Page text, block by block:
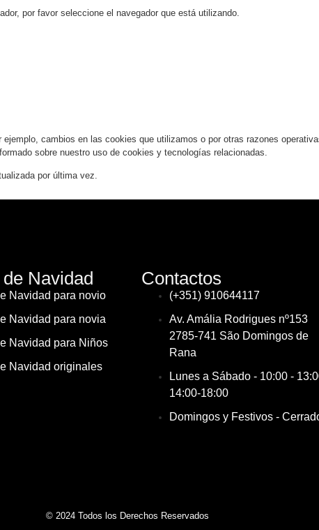
por favor seleccione el navegador que está utilizando.
cambios en las cookies que utilizamos o por otras razones
sobre nuestro uso de cookies y tecnologías relacionadas.
por última vez.
Navidad
Navidad para novio
Navidad para novia
Navidad para Niños
Navidad originales
Contactos
(+351) 910644117
Av. Amália Rodrigues nº153
2785-741 São Domingos de
Rana
Lunes a Sábado - 10:00 -
14:00-18:00
Domingos y Festivos -
© 2024 Todos los Derechos Reservados